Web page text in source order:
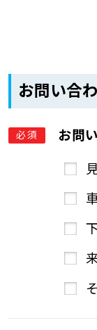
お問い合
必須
お問